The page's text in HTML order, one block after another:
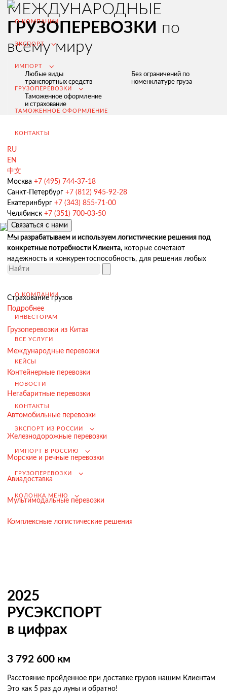
О КОМПАНИИ
ЭКСПОРТ
ИМПОРТ
ГРУЗОПЕРЕВОЗКИ
ТАМОЖЕННОЕ ОФОРМЛЕНИЕ
КОНТАКТЫ
RU
EN
中文
Москва +7 (495) 744-37-18
Санкт-Петербург +7 (812) 945-92-28
Екатеринбург +7 (343) 855-71-00
Челябинск +7 (351) 700-03-50
Связаться с нами
О КОМПАНИИ
ИНВЕСТОРАМ
ВСЕ УСЛУГИ
КЕЙСЫ
НОВОСТИ
КОНТАКТЫ
ЭКСПОРТ ИЗ РОССИИ
ИМПОРТ В РОССИЮ
ГРУЗОПЕРЕВОЗКИ
КОЛОНКА МЕНЮ
Экспорт из России
Заключение контрактов и согласование условий поставки
Таможенное оформление и разрешительная документация
Доставка товара иностранному покупателю
Завершение сделки
Возмещение НДС при Экспорте
Подбор поставщиков в России
(для иностранных компаний)
Импорт из Китая
Таможенное оформление и разрешительная документация
Доставка товара российскому покупателю
Завершение сделки
Продвижение на российском рынке
Грузоперевозки из Китая
Международные перевозки
Автомобильные перевозки
Железнодорожные перевозки
Морские и речные перевозки
Авиадоставка
МЕЖДУНАРОДНЫЕ
ГРУЗОПЕРЕВОЗКИ по
всему миру
Любые виды
транспортных средств
Без ограничений по
номенклатуре груза
Таможенное оформление
и страхование
Мы разрабатываем и используем логистические решения под
конкретные потребности Клиента, которые сочетают
надежность и конкурентоспособность, для решения любых
бизнес-задач.
Страхование грузов
Подробнее
Грузоперевозки из Китая
Международные перевозки
Контейнерные перевозки
Негабаритные перевозки
Автомобильные перевозки
Железнодорожные перевозки
Морские и речные перевозки
Авиадоставка
Мультимодальные перевозки
Комплексные логистические решения
2025
РУСЭКСПОРТ
в цифрах
3 792 600 км
Расстояние пройденное при доставке грузов нашим Клиентам
Это как 5 раз до луны и обратно!